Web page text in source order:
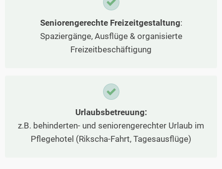
Seniorengerechte Freizeitgestaltung:
Spaziergänge, Ausflüge & organisierte
Freizeitbeschäftigung
Urlaubsbetreuung:
z.B. behinderten- und seniorengerechter Urlaub im
Pflegehotel (Rikscha-Fahrt, Tagesausflüge)